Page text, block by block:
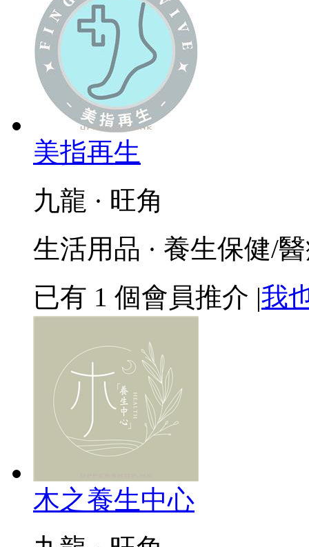
美指再生
九龍 · 旺角
生活用品 · 養生保健/
已有 1 個會員推介 |我
木之養生中心